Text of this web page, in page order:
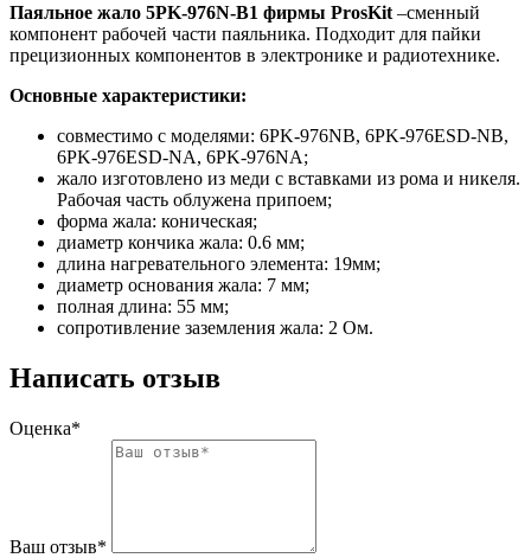
Паяльное жало 5PK-976N-B1 фирмы ProsKit –сменный
компонент рабочей части паяльника. Подходит для пайки
прецизионных компонентов в электронике и радиотехнике.
Основные характеристики:
совместимо с моделями: 6PK-976NB, 6PK-976ESD-NB,
6PK-976ESD-NA, 6PK-976NA;
жало изготовлено из меди с вставками из рома и никеля.
Рабочая часть облужена припоем;
форма жала: коническая;
диаметр кончика жала: 0.6 мм;
длина нагревательного элемента: 19мм;
диаметр основания жала: 7 мм;
полная длина: 55 мм;
сопротивление заземления жала: 2 Ом.
Написать отзыв
Оценка*
Ваш отзыв*